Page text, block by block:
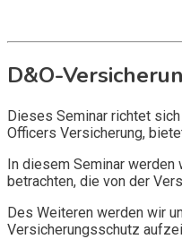
D&O-
Dieses Seminar richtet
Officers Versicherung,
In diesem Seminar werden
betrachten, die von der
Des Weiteren werden wir
Versicherungsschutz